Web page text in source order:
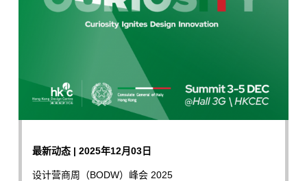
最新动态 | 2025年12月03日
设计营商周（BODW）峰会 2025